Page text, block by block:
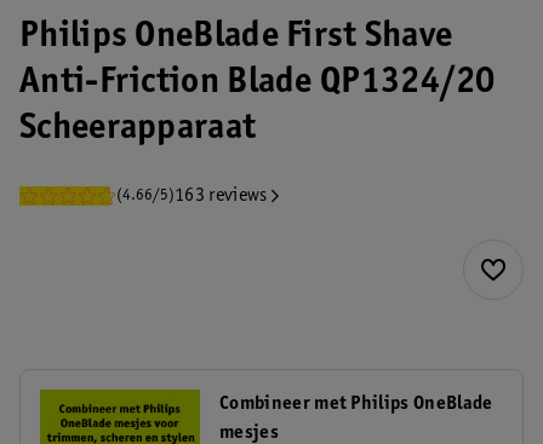
Philips OneBlade First Shave
Anti-Friction Blade QP1324/20
Scheerapparaat
(4.66/5)163 reviews
Combineer met Philips OneBlade
mesjes